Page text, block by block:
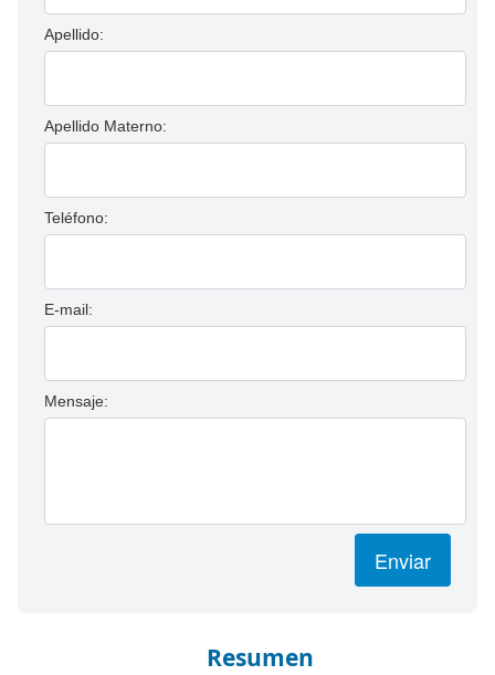
Apellido:
Apellido Materno:
Teléfono:
E-mail:
Mensaje:
Enviar
Resumen